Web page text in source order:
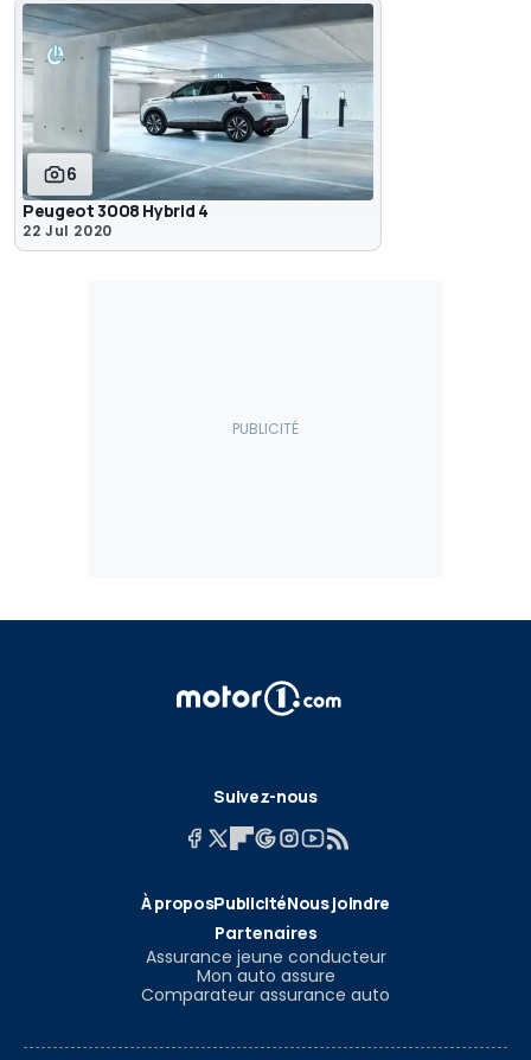
6
Peugeot 3008 Hybrid 4
22 Jul 2020
Suivez-nous
À proposPublicitéNous joindre
Partenaires
Assurance jeune conducteur
Mon auto assure
Comparateur assurance auto